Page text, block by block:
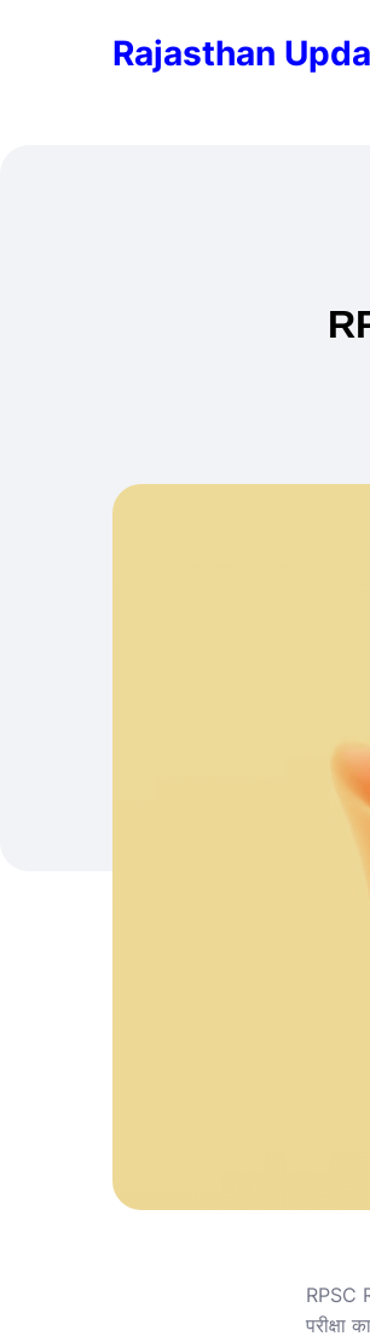
Rajasthan
RPSC
परीक्षा